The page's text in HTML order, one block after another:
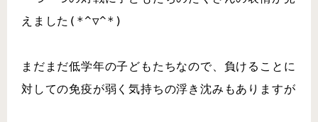
えました(*^▽^*)
まだまだ低学年の子どもたちなので、負けることに
対しての免疫が弱く気持ちの浮き沈みもありますが